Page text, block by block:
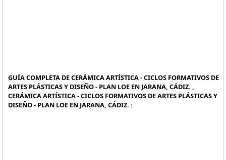
GUÍA COMPLETA DE CERÁMICA ARTÍSTICA - CICLOS FORMATIVOS DE
ARTES PLÁSTICAS Y DISEÑO - PLAN LOE EN JARANA, CÁDIZ. ,
CERÁMICA ARTÍSTICA - CICLOS FORMATIVOS DE ARTES PLÁSTICAS Y
DISEÑO - PLAN LOE EN JARANA, CÁDIZ. :